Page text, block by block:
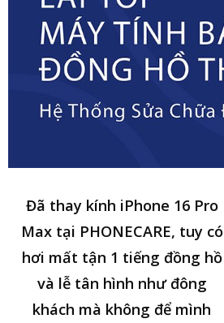
Đã thay kính iPhone 16 Pro
Max tại PHONECARE, tuy có
hơi mất tận 1 tiếng đồng hồ
và lễ tân hình như đông
khách mà không để mình